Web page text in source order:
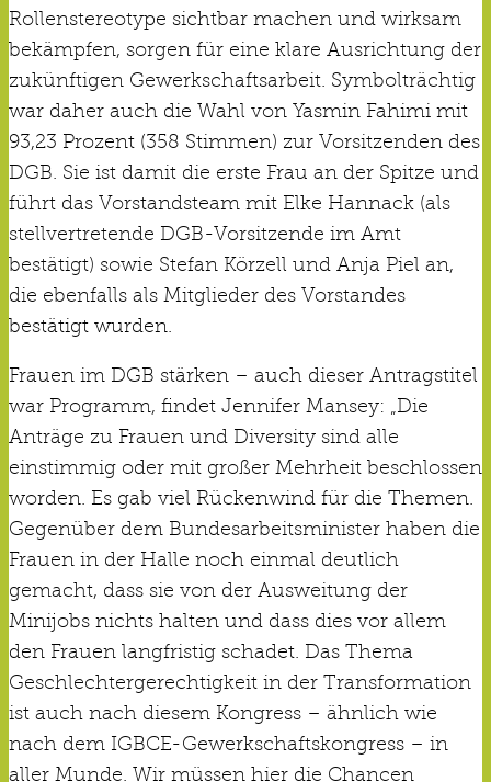
Rollenstereotype sichtbar machen und wirksam
bekämpfen, sorgen für eine klare Ausrichtung der
zukünftigen Gewerkschaftsarbeit. Symbolträchtig
war daher auch die Wahl von Yasmin Fahimi mit
93,23 Prozent (358 Stimmen) zur Vorsitzenden des
DGB. Sie ist damit die erste Frau an der Spitze und
führt das Vorstandsteam mit Elke Hannack (als
stellvertretende DGB-Vorsitzende im Amt
bestätigt) sowie Stefan Körzell und Anja Piel an,
die ebenfalls als Mitglieder des Vorstandes
bestätigt wurden.
Frauen im DGB stärken – auch dieser Antragstitel
war Programm, findet Jennifer Mansey: „Die
Anträge zu Frauen und Diversity sind alle
einstimmig oder mit großer Mehrheit beschlossen
worden. Es gab viel Rückenwind für die Themen.
Gegenüber dem Bundesarbeitsminister haben die
Frauen in der Halle noch einmal deutlich
gemacht, dass sie von der Ausweitung der
Minijobs nichts halten und dass dies vor allem
den Frauen langfristig schadet. Das Thema
Geschlechtergerechtigkeit in der Transformation
ist auch nach diesem Kongress – ähnlich wie
nach dem IGBCE-Gewerkschaftskongress – in
aller Munde. Wir müssen hier die Chancen